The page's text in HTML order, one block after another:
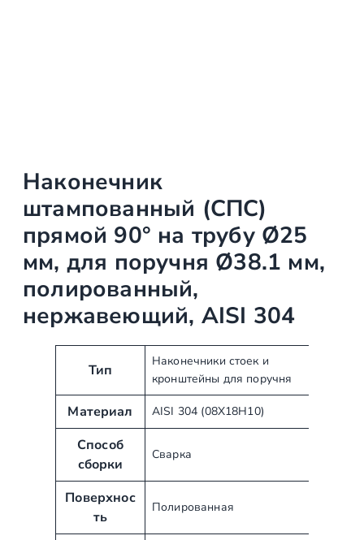
Наконечник
штампованный (СПС)
прямой 90° на трубу Ø25
мм, для поручня Ø38.1 мм,
полированный,
нержавеющий, AISI 304
р
и
т
ы
З
н
а
ч
е
н
и
е
Тип
Наконечники стоек и
кронштейны для поручня
Материал AISI 304 (08Х18Н10)
Способ
сборки
Сварка
Поверхнос
ть
Полированная